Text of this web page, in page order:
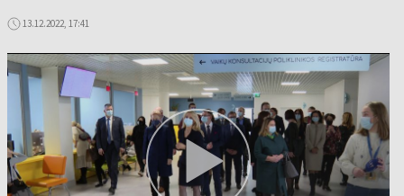
13.12.2022, 17:41